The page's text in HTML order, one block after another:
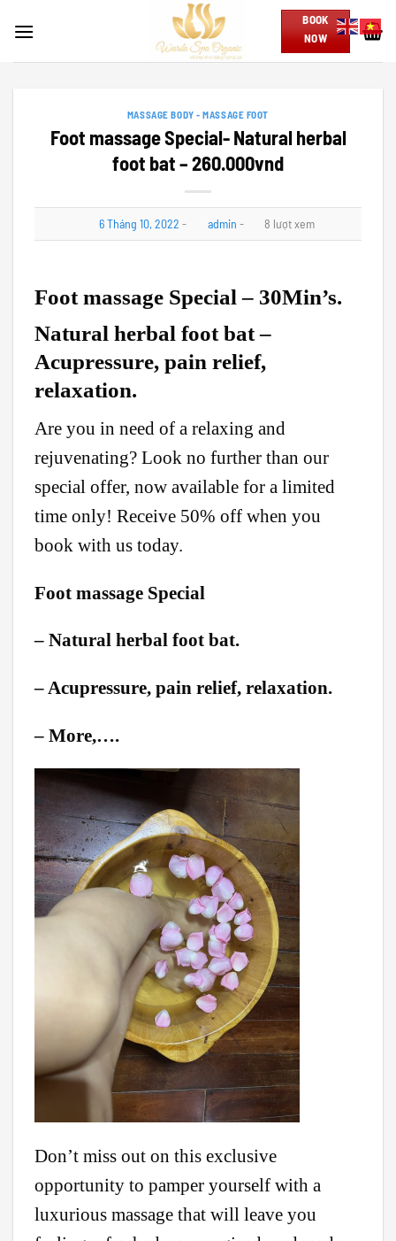
BOOK
NOW
MASSAGE BODY - MASSAGE FOOT
Foot massage Special- Natural herbal
foot bat – 260.000vnd
6 Tháng 10, 2022 - admin - 8 lượt xem
Foot massage Special – 30Min’s.
Natural herbal foot bat –
Acupressure, pain relief,
relaxation.
Are you in need of a relaxing and
rejuvenating? Look no further than our
special offer, now available for a limited
time only! Receive 50% off when you
book with us today.
Foot massage Special
– Natural herbal foot bat.
– Acupressure, pain relief, relaxation.
– More,….
Don’t miss out on this exclusive
opportunity to pamper yourself with a
luxurious massage that will leave you